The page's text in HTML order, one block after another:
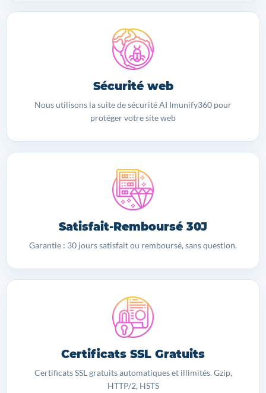
Sécurité web
Nous utilisons la suite de sécurité AI Imunify360 pour
protéger votre site web
Satisfait-Remboursé 30J
Garantie : 30 jours satisfait ou remboursé, sans question.
Certificats SSL Gratuits
Certificats SSL gratuits automatiques et illimités. Gzip,
HTTP/2, HSTS